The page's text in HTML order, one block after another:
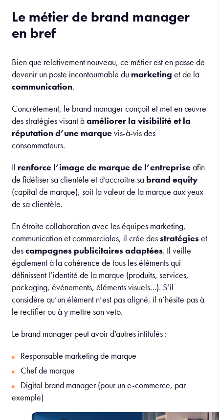
Le métier de brand manager
en bref
Bien que relativement nouveau, ce métier est en passe de
devenir un poste incontournable du marketing et de la
communication.
Concrètement, le brand manager conçoit et met en œuvre
des stratégies visant àaméliorer la visibilité et la
réputation d’une marquevis-à-vis des
consommateurs.
Il renforce l’image de marquede l’entrepriseafin
de fidéliser sa clientèle et d’accroître sa brand equity
(capital de marque), soit la valeur de la marque aux yeux
de sa clientèle.
En étroite collaboration avec les équipes marketing,
communication et commerciales, il crée desstratégieset
descampagnes publicitaires adaptées. Il veille
également à la cohérence de tous les éléments qui
définissent l’identité de la marque (produits, services,
packaging, événements, éléments visuels…). S’il
considère qu’un élément n’est pas aligné, il n’hésite pas à
le rectifier ou à y mettre son veto.
Le brand manager peut avoir d’autres intitulés :
Responsable marketing de marque
Chef de marque
Digital brand manager (pour un e-commerce, par
exemple)